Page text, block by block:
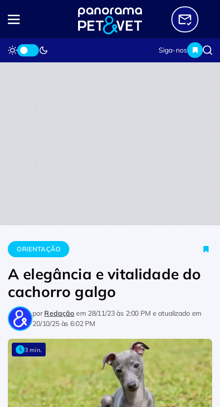
Siga-nos
Home Orientação A elegância e vitalidade do cachorro
ORIENTAÇÃO
A elegância e vitalidade do
cachorro galgo
por Redação em 28/11/23 às 2:00 PM e atualizado em
20/10/25 às 6:02 PM
3 min.